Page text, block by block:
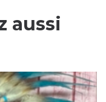
aussi